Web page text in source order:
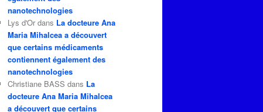
nanotechnologies
Lys d'Or dans La docteure Ana
Maria Mihalcea a découvert
que certains médicaments
contiennent également des
nanotechnologies
Christiane BASS dans La
docteure Ana Maria Mihalcea
a découvert que certains